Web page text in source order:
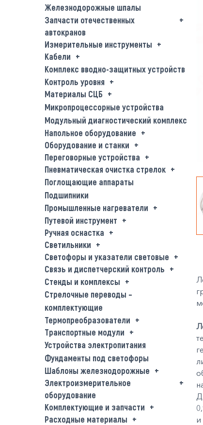
Железнодорожные шпалы
Запчасти отечественных
автокранов
Измерительные инструменты
Кабели
Комплекс вводно-защитных устройств
Контроль уровня
Материалы СЦБ
Микропроцессорные устройства
Модульный диагностический комплекс
Напольное оборудование
Оборудование и станки
Переговорные устройства
Пневматическая очистка стрелок
Поглощающие аппараты
Подшипники
Промышленные нагреватели
Путевой инструмент
Ручная оснастка
Светильники
Светофоры и указатели световые
Связь и диспетчерский контроль
Стенды и комплексы
Стрелочные переводы –
комплектующие
Термопреобразователи
Транспортные модули
Устройства электропитания
Фундаменты под светофоры
Шаблоны железнодорожные
Электроизмерительное
оборудование
Комплектующие и запчасти
Расходные материалы
и